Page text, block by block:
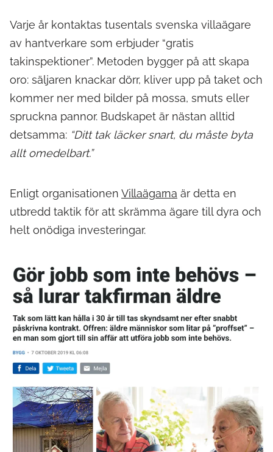
Varje år kontaktas tusentals svenska villaägare
av hantverkare som erbjuder “gratis
takinspektioner”. Metoden bygger på att skapa
oro: säljaren knackar dörr, kliver upp på taket och
kommer ner med bilder på mossa, smuts eller
spruckna pannor. Budskapet är nästan alltid
detsamma: “Ditt tak läcker snart, du måste byta
allt omedelbart.”
Enligt organisationen Villaägarna är detta en
utbredd taktik för att skrämma ägare till dyra och
helt onödiga investeringar.